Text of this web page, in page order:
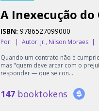
A Inexecução
ISBN: 9786527099000
Por: | Autor: Jr., Nilson Moraes |
Quando um contrato não é
mas "quem deve arcar com o
responder — que se con...
147 booktokens